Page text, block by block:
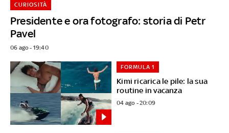
Presidente e ora fotografo: storia di Petr
Pavel
CURIOSITÀ
06 ago - 19:40
Kimi ricarica le pile: la sua
routine in vacanza
FORMULA 1
04 ago - 20:09